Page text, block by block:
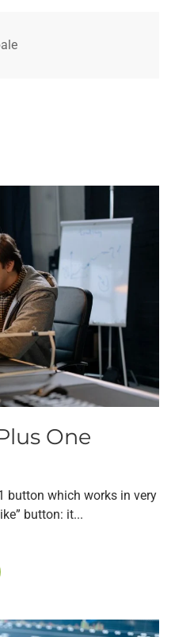
One
button which works in very
button: it...